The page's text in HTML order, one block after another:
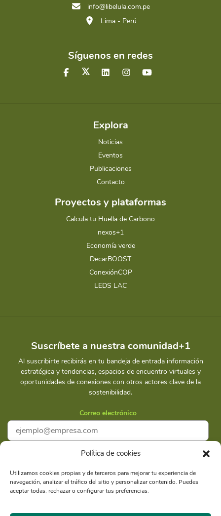
Política de cookies
Utilizamos cookies propias y de terceros para mejorar tu experiencia de
navegación, analizar el tráfico del sitio y personalizar contenido. Puedes
aceptar todas, rechazar o configurar tus preferencias.
info@libelula.com.pe
Lima - Perú
Síguenos en redes
Explora
Noticias
Eventos
Publicaciones
Contacto
Proyectos y plataformas
Calcula tu Huella de Carbono
nexos+1
Economía verde
DecarBOOST
ConexiónCOP
LEDS LAC
Suscríbete a nuestra comunidad+1
Al suscribirte recibirás en tu bandeja de entrada información
estratégica y tendencias, espacios de encuentro virtuales y
oportunidades de conexiones con otros actores clave de la
sostenibilidad.
Correo electrónico
Acepto laPolítica de privacidad
Suscríbete